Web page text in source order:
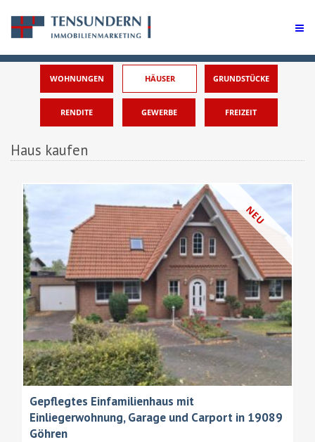
WOHNUNGEN HÄUSER GRUNDSTÜCKE
RENDITE GEWERBE FREIZEIT
Haus kaufen
NEU
Gepflegtes Einfamilienhaus mit
Einliegerwohnung, Garage und Carport in 19089
Göhren